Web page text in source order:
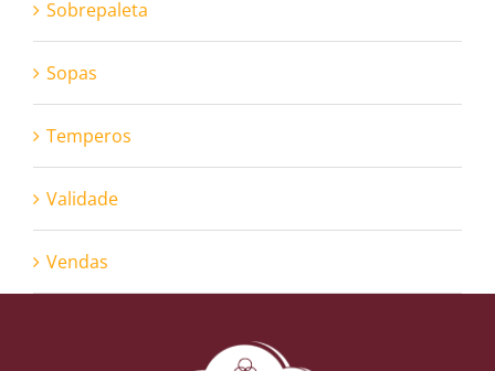
Sobrepaleta
Sopas
Temperos
Validade
Vendas